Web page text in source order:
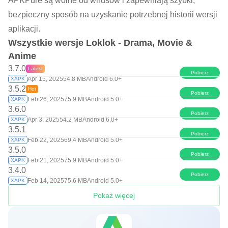
bezpieczny sposób na uzyskanie potrzebnej historii wersji
aplikacji.
Wszystkie wersje Loklok - Drama, Movie &
Anime
3.7.0 Latest
XAPK Apr 15, 202554.8 MBAndroid 6.0+
Pobierz
3.5.2 Hot
XAPK
Feb 26, 2025 75.9 MBAndroid 5.0+
Pobierz
3.6.0
XAPK Apr 3, 202554.2 MBAndroid 6.0+
Pobierz
3.5.1
XAPK Feb 22, 202569.4 MBAndroid 5.0+
Pobierz
3.5.0
XAPK Feb 21, 2025 75.9 MBAndroid 5.0+
Pobierz
3.4.0
XAPK Feb 14, 202575.6 MBAndroid 5.0+
Pobierz
Pokaż więcej